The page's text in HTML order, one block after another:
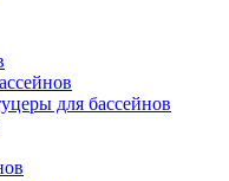
для бассейнов